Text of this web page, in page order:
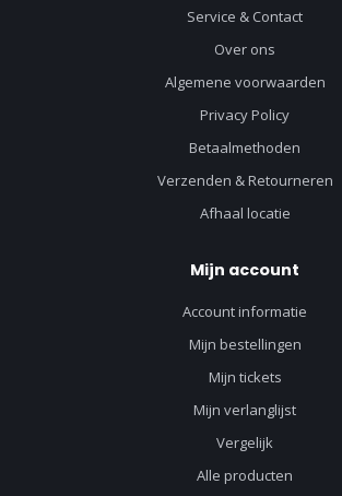
Service & Contact
Over ons
Algemene voorwaarden
Privacy Policy
Betaalmethoden
Verzenden & Retourneren
Afhaal locatie
Mijn account
Account informatie
Mijn bestellingen
Mijn tickets
Mijn verlanglijst
Vergelijk
Alle producten